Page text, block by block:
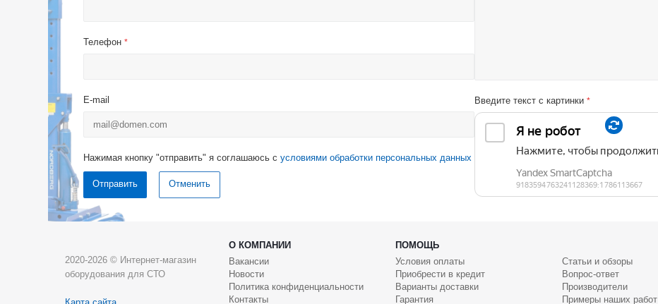
Телефон *
E-mail Введите текст с картинки *
Нажимая кнопку "отправить" я соглашаюсь с условиями обработки персональных данных
Отменить
2020-2026 © Интернет-магазин
оборудования для СТО
О КОМПАНИИ
ПОМОЩЬ
Вакансии
Новости
Политика конфиденциальности
Контакты
Условия оплаты
Приобрести в кредит
Варианты доставки
Гарантия
Статьи и обзоры
Вопрос-ответ
Производители
Примеры наших работ